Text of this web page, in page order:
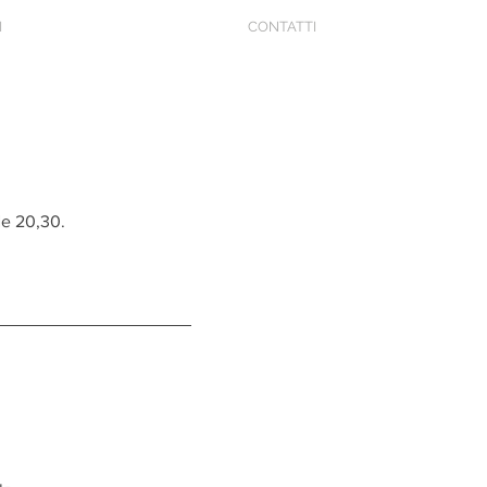
CONTATTI
20,30.